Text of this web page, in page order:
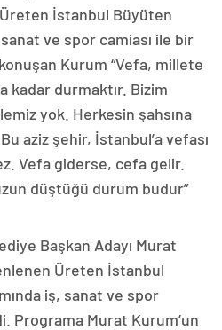
İstanbul Büyüten
ve spor camiası ile bir
Kurum “Vefa, millete
kadar durmaktır. Bizim
yok. Herkesin şahsına
aziz şehir, İstanbul’a vefası
Vefa giderse, cefa gelir.
düştüğü durum budur”
Başkan Adayı Murat
Üreten İstanbul
iş, sanat ve spor
Programa Murat Kurum’un